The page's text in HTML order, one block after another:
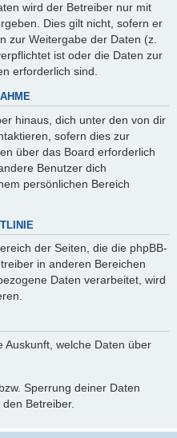
wird der Betreiber nur mit
Dies gilt nicht, sofern er
zur Weitergabe der Daten (z.
ist oder die Daten zur
erforderlich sind.
hinaus, dich unter den von dir
sofern dies zur
über das Board erforderlich
Benutzer dich
persönlichen Bereich
der Seiten, die die phpBB-
in anderen Bereichen
Daten verarbeitet, wird
Auskunft, welche Daten über
Sperrung deiner Daten
Betreiber.